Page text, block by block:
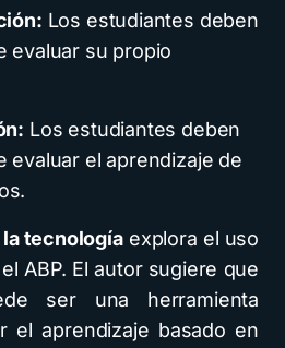
Los estudiantes deben
evaluar su propio
Los estudiantes deben
evaluar el aprendizaje de
la tecnologíaexplora el uso
ABP. El autor sugiere que
ser una herramienta
el aprendizaje basado en